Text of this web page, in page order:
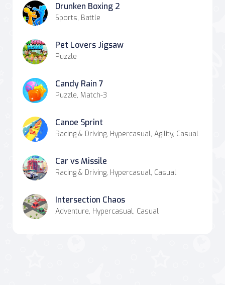
Drunken Boxing 2
Sports, Battle
Pet Lovers Jigsaw
Puzzle
Candy Rain 7
Puzzle, Match-3
Canoe Sprint
Racing & Driving, Hypercasual, Agility, Casual
Car vs Missile
Racing & Driving, Hypercasual, Casual
Intersection Chaos
Adventure, Hypercasual, Casual